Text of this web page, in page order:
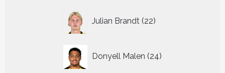
Julian Brandt 22
producten
Donyell Malen 24
producten